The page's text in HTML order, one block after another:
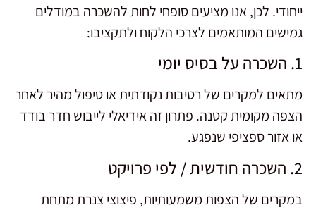
ייחודי. לכן, אנו מציעים סופחי לחות להשכרה במודלים
גמישים המותאמים לצרכי הלקוח ולתקציבו:
1. השכרה על בסיס יומי
מתאים למקרים של רטיבות נקודתית או טיפול מהיר לאחר
הצפה מקומית קטנה. פתרון זה אידיאלי לייבוש חדר בודד
או אזור ספציפי שנפגע.
2. השכרה חודשית / לפי פרויקט
במקרים של הצפות משמעותיות, פיצוצי צנרת מתחת